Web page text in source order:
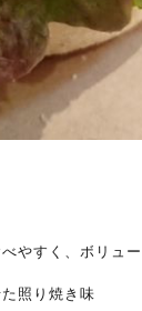
やすく、ボリュ
照り焼き味